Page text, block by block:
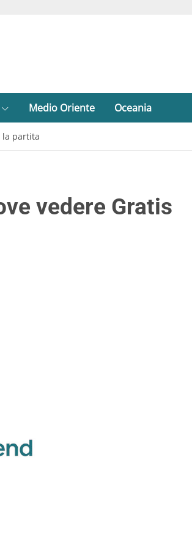
Medio Oriente Oceania
la partita
vedere Gratis